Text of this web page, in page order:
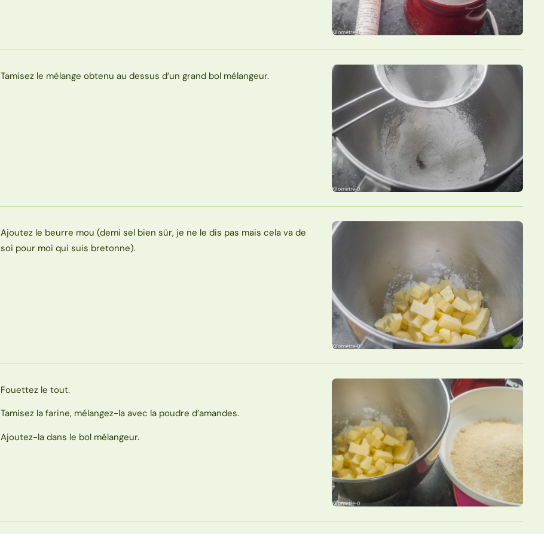
Tamisez le mélange obtenu au dessus d’un grand bol mélangeur.
Ajoutez le beurre mou (demi sel bien sûr, je ne le dis pas mais cela va de
soi pour moi qui suis bretonne).
Fouettez le tout.
Tamisez la farine, mélangez-la avec la poudre d’amandes.
Ajoutez-la dans le bol mélangeur.